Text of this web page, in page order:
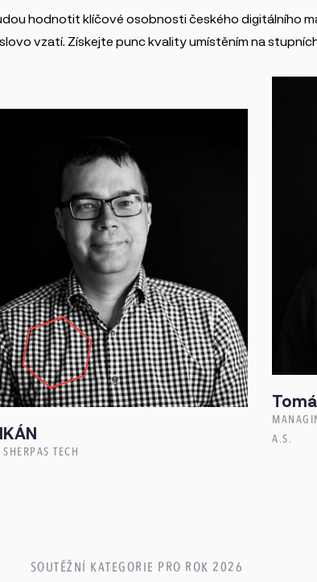
hodnotit klíčové osobnosti českého digitálního
vzatí. Získejte punc kvality umístěním na
TECH
A.S.
SOUTĚŽNÍ KATEGORIE PRO ROK 2026